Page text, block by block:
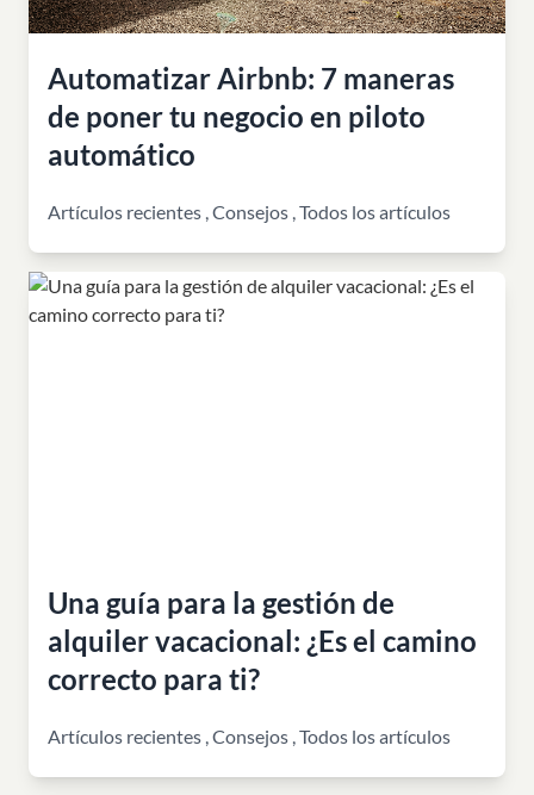
Automatizar Airbnb: 7 maneras
de poner tu negocio en piloto
automático
Artículos recientes ,Consejos ,Todos los artículos
Una guía para la gestión de
alquiler vacacional: ¿Es el camino
correcto para ti?
Artículos recientes ,Consejos ,Todos los artículos